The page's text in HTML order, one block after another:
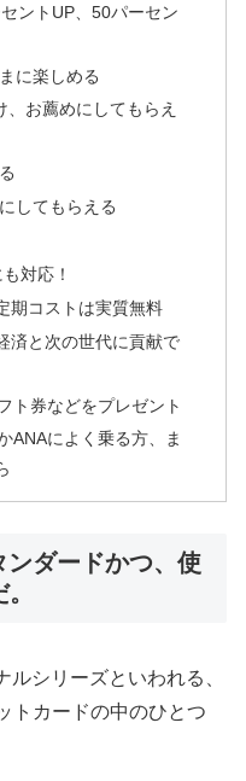
ントUP、50パーセン
に楽しめる
お薦めにしてもらえ
してもらえる
対応！
期コストは実質無料
済と次の世代に貢献で
ト券などをプレゼント
ANAによく乗る方、ま
ダードかつ、使
シリーズといわれる、
トカードの中のひとつ